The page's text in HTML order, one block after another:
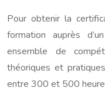
Pour obtenir la
formation auprès
ensemble de
théoriques et
entre 300 et 500